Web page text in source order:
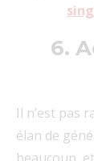
6.
Il n’est pas
élan de